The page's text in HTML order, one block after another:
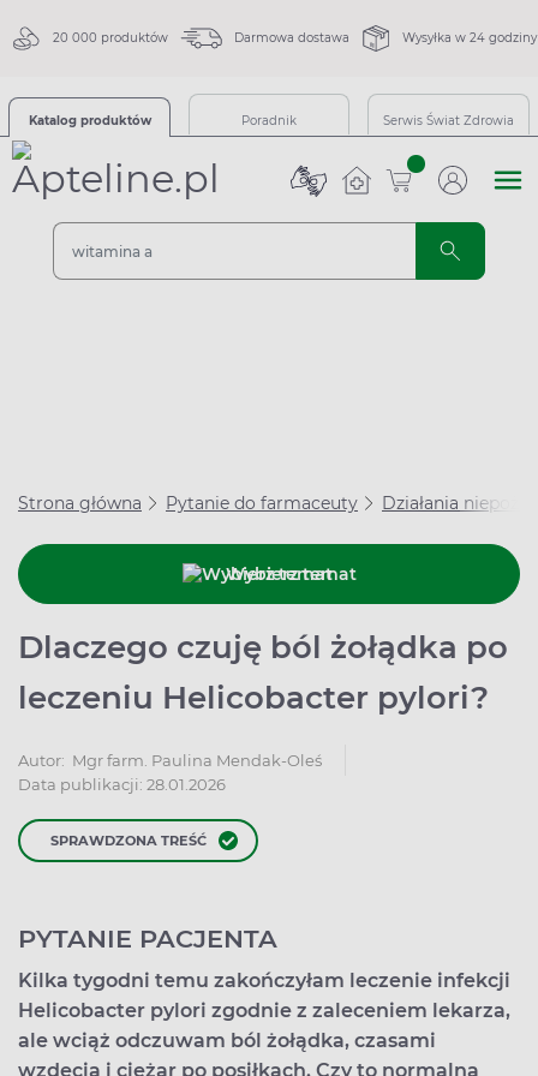
20 000 produktów Darmowa dostawa Wysyłka w 24 godziny
Katalog produktów Poradnik Serwis Świat Zdrowia
sztuk
Strona główna Pytanie do farmaceuty Działania
Wybierz temat
Dlaczego czuję ból żołądka po
leczeniu Helicobacter pylori?
Autor: Mgr farm. Paulina Mendak-Oleś
Data publikacji: 28.01.2026
SPRAWDZONA TREŚĆ
PYTANIE PACJENTA
Kilka tygodni temu zakończyłam leczenie infekcji
Helicobacter pylori zgodnie z zaleceniem lekarza,
ale wciąż odczuwam ból żołądka, czasami
wzdęcia i ciężar po posiłkach. Czy to normalna